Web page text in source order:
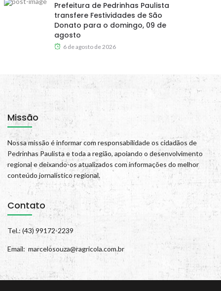
Prefeitura de Pedrinhas Paulista
transfere Festividades de São
Donato para o domingo, 09 de
agosto
6 de agosto de 2026
Missão
Nossa missão é informar com responsabilidade os cidadãos de
Pedrinhas Paulista e toda a região, apoiando o desenvolvimento
regional e deixando-os atualizados com informações do melhor
conteúdo jornalístico regional.
Contato
Tel.: (43) 99172-2239
Email: marcelosouza@ragricola.com.br